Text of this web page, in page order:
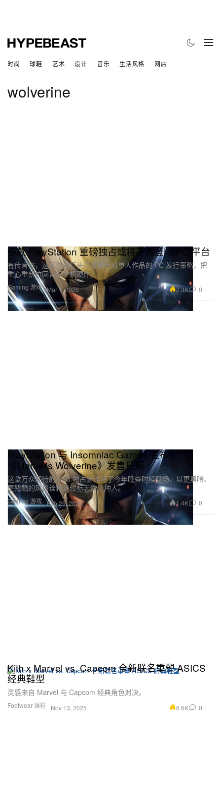
时尚 球鞋 艺术 设计 音乐 生活风格 网店
wolverine
Gaming 游戏
多款 PlayStation 重磅独占或将不再登陆 PC 平台
有传言称，这家游戏巨头正收紧针对单人作品的 PC 发行策略，把
重心重新拉回自家主机硬件。
Mar 1, 2026 2.3K 0
Gaming 游戏
PlayStation 与 Insomniac Games 宣布
《Marvel's Wolverine》发售日期
这款万众期待的 PS5 独占新作将于今年晚些时候登场，以更黑暗、
更残酷的风格诠释这位标志性变种人。
Feb 25, 2026 1.4K 0
Footwear 球鞋
Kith x Marvel vs. Capcom 全新联名重塑 ASICS
经典鞋型
灵感来自 Marvel 与 Capcom 经典角色对决。
Nov 13, 2025 6.6K 0